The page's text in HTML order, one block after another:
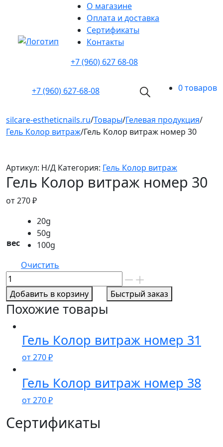
О магазине
Оплата и доставка
Cертификаты
Контакты
+7 (960) 627 68-08
+7 (960) 627-68-08 0 товаров
silcare-estheticnails.ru/Товары/Гелевая продукция/
Гель Колор витраж/Гель Колор витраж номер 30
Артикул: Н/Д Категория: Гель Колор витраж
Гель Колор витраж номер 30
от270₽
вес
20g
50g
100g
Очистить
Количество
товара
Гель
Колор
витраж
номер
Добавить в корзину Быстрый заказ
Похожие товары
Гель Колор витраж номер 31
от270₽
Гель Колор витраж номер 38
от270₽
Сертификаты